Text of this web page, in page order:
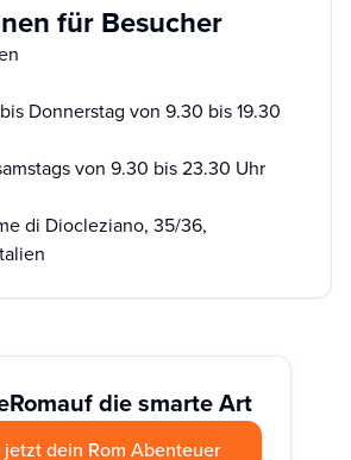
für Besucher
Donnerstag von 9.30 bis 19.30
von 9.30 bis 23.30 Uhr
di Diocleziano, 35/36,
Romauf die smarte Art
jetzt dein Rom Abenteuer